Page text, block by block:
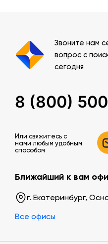
Звоните нам
вопрос с
сегодня
8 (800)
Или свяжитесь c
нами любым удобным
способом
Ближайший к вам
г. Екатеринбург,
Все офисы